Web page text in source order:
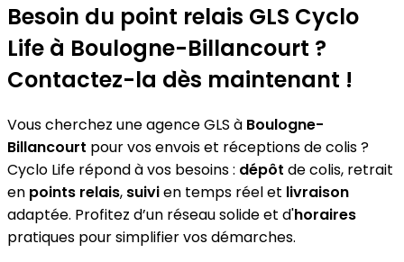
−
Besoin du point relais GLS Cyclo
Life à Boulogne-Billancourt ?
Contactez-la dès maintenant !
Vous cherchez une agence GLS à Boulogne-
Billancourt pour vos envois et réceptions de colis ?
Cyclo Life répond à vos besoins : dépôt de colis, retrait
en points relais, suivien temps réel et livraison
adaptée. Profitez d’un réseau solide et d'horaires
pratiques pour simplifier vos démarches.